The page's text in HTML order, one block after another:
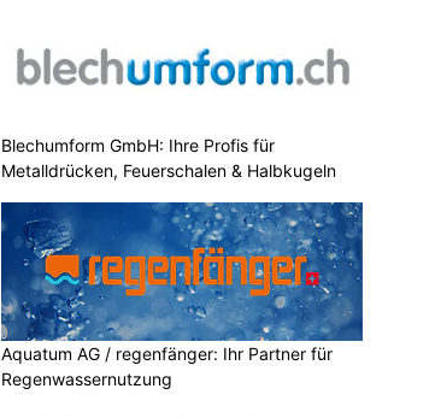
Blechumform GmbH: Ihre Profis für
Metalldrücken, Feuerschalen & Halbkugeln
Aquatum AG / regenfänger: Ihr Partner für
Regenwassernutzung